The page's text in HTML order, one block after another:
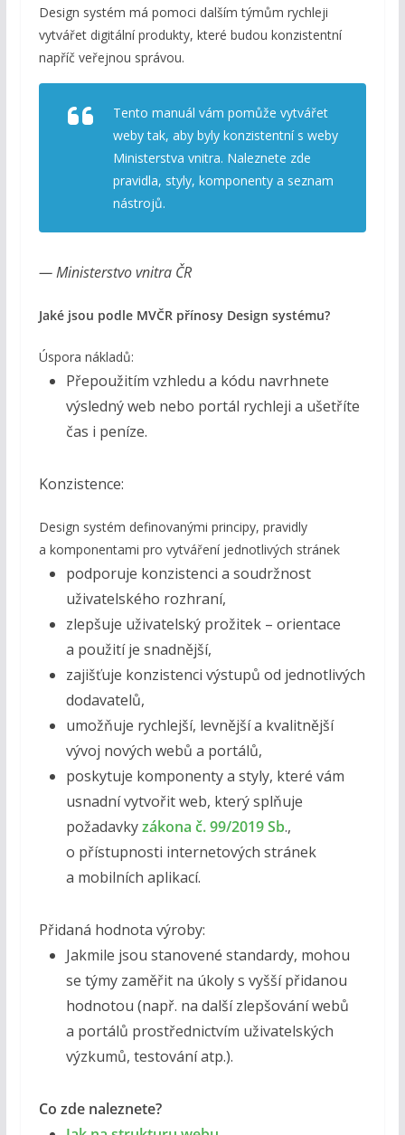
Design systém má pomoci dalším týmům rychleji
vytvářet digitální produkty, které budou konzistentní
napříč veřejnou správou.
Tento manuál vám pomůže vytvářet
weby tak, aby byly konzistentní s weby
Ministerstva vnitra. Naleznete zde
pravidla, styly, komponenty a seznam
nástrojů.
— Ministerstvo vnitra ČR
Jaké jsou podle MVČR přínosy Design systému?
Úspora nákladů:
Přepoužitím vzhledu a kódu navrhnete
výsledný web nebo portál rychleji a ušetříte
čas i peníze.
Konzistence:
Design systém definovanými principy, pravidly
a komponentami pro vytváření jednotlivých stránek
podporuje konzistenci a soudržnost
uživatelského rozhraní,
zlepšuje uživatelský prožitek – orientace
a použití je snadnější,
zajišťuje konzistenci výstupů od jednotlivých
dodavatelů,
umožňuje rychlejší, levnější a kvalitnější
vývoj nových webů a portálů,
poskytuje komponenty a styly, které vám
usnadní vytvořit web, který splňuje
požadavkyzákona č. 99/2019 Sb.,
o přístupnosti internetových stránek
a mobilních aplikací.
Přidaná hodnota výroby:
Jakmile jsou stanovené standardy, mohou
se týmy zaměřit na úkoly s vyšší přidanou
hodnotou (např. na další zlepšování webů
a portálů prostřednictvím uživatelských
výzkumů, testování atp.).
Co zde naleznete?